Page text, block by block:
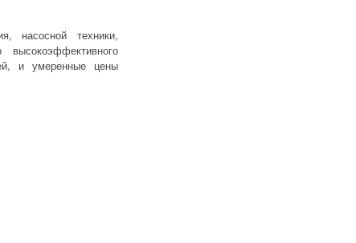
насосной техники,
и умеренные цены